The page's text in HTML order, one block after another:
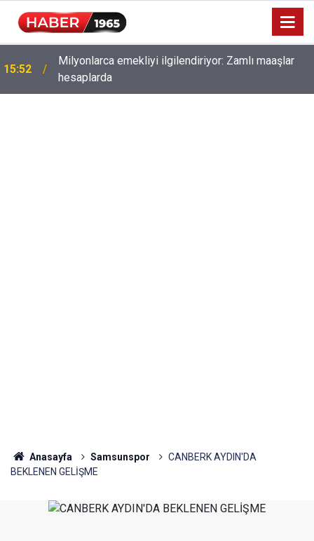
15:52
Milyonlarca emekliyi ilgilendiriyor: Zamlı maaşlar
hesaplarda
Anasayfa Samsunspor
CANBERK AYDIN'DA
BEKLENEN GELİŞME